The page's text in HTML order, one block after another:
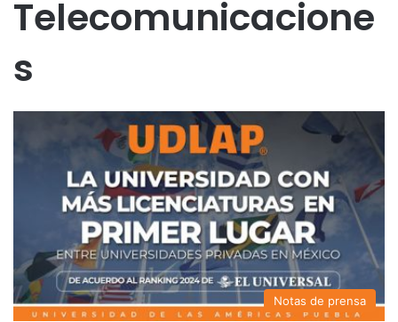
Telecomunicacione
s
Notas de prensa